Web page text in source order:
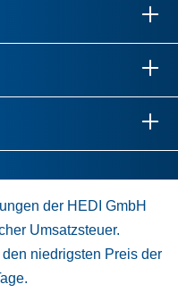
der HEDI GmbH
Umsatzsteuer.
niedrigsten Preis der